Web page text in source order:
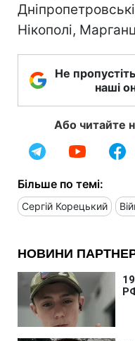
Нікополі,
Не
наші
Або читайте
Більше по темі:
Сергій Корецький